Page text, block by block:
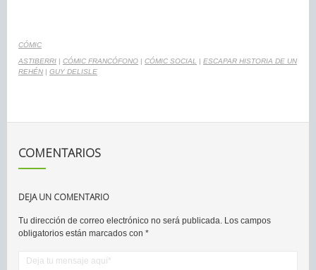
CÓMIC
ASTIBERRI | CÓMIC FRANCÓFONO | CÓMIC SOCIAL | ESCAPAR HISTORIA DE UN
REHÉN | GUY DELISLE
COMENTARIOS
DEJA UN COMENTARIO
Tu dirección de correo electrónico no será publicada. Los campos
obligatorios están marcados con *